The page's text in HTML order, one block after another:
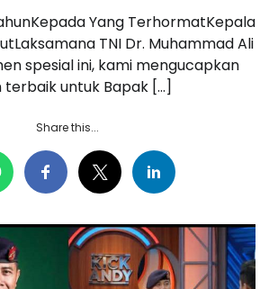
Yang TerhormatKepala
TNI Dr. Muhammad Ali
spesial ini, kami mengucapkan
untuk Bapak […]
Share this...